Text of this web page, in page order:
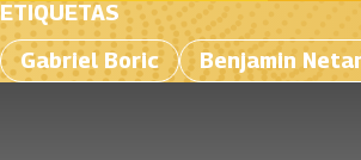
ETIQUETAS
Gabriel Boric
Benjamin